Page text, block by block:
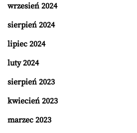
wrzesień 2024
sierpień 2024
lipiec 2024
luty 2024
sierpień 2023
kwiecień 2023
marzec 2023